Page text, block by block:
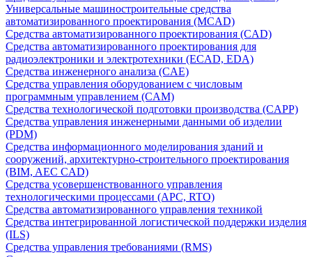
Универсальные машиностроительные средства
автоматизированного проектирования (MCAD)
Средства автоматизированного проектирования (CAD)
Средства автоматизированного проектирования для
радиоэлектроники и электротехники (ECAD, EDA)
Средства инженерного анализа (CAE)
Средства управления оборудованием с числовым
программным управлением (CAM)
Средства технологической подготовки производства (CAPP)
Средства управления инженерными данными об изделии
(PDM)
Средства информационного моделирования зданий и
сооружений, архитектурно-строительного проектирования
(BIM, AEC CAD)
Средства усовершенствованного управления
технологическими процессами (APC, RTO)
Средства автоматизированного управления техникой
Средства интегрированной логистической поддержки изделия
(ILS)
Средства управления требованиями (RMS)